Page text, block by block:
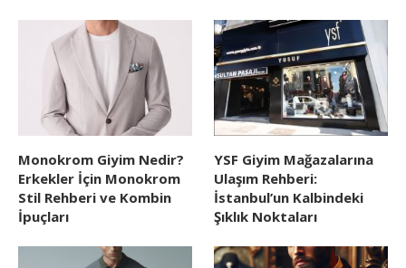
Monokrom Giyim Nedir?
Erkekler İçin Monokrom
Stil Rehberi ve Kombin
İpuçları
YSF Giyim Mağazalarına
Ulaşım Rehberi:
İstanbul’un Kalbindeki
Şıklık Noktaları